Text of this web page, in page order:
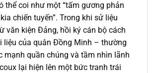
thể coi như một “tấm gương phản
chiến tuyến”. Trong khi sử liệu
văn kiện Đảng, hồi ký cán bộ cách
liệu của quân Đồng Minh – thường
mạnh quần chúng và tầm nhìn lãnh
lại hiện lên một bức tranh trái